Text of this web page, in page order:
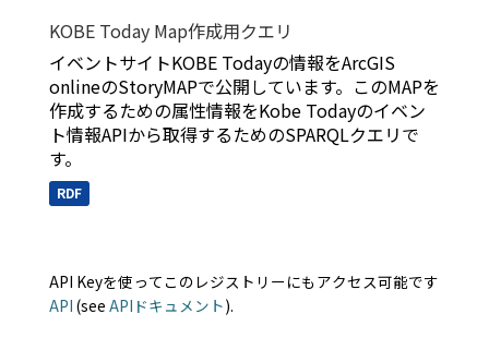
KOBE Today Map作成用クエリ
イベントサイトKOBE Todayの情報をArcGIS
onlineのStoryMAPで公開しています。このMAPを
作成するための属性情報をKobe Todayのイベン
ト情報APIから取得するためのSPARQLクエリで
す。
RDF
API Keyを使ってこのレジストリーにもアクセス可能です
API (see APIドキュメント).